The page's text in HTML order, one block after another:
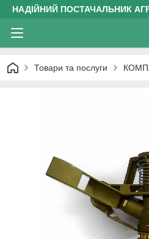
НАДІЙНИЙ ПОСТАЧАЛЬНИК
Товари та послуги